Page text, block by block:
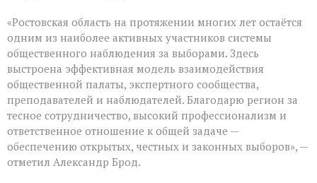
«Ростовская область на протяжении многих лет остаётся
одним из наиболее активных участников системы
общественного наблюдения за выборами. Здесь
выстроена эффективная модель взаимодействия
общественной палаты, экспертного сообщества,
преподавателей и наблюдателей. Благодарю регион за
тесное сотрудничество, высокий профессионализм и
ответственное отношение к общей задаче —
обеспечению открытых, честных и законных выборов», —
отметил Александр Брод.